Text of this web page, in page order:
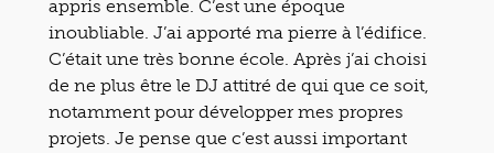
appris ensemble. C’est une époque
inoubliable. J’ai apporté ma pierre à l’édifice.
C’était une très bonne école. Après j’ai choisi
de ne plus être le DJ attitré de qui que ce soit,
notamment pour développer mes propres
projets. Je pense que c’est aussi important